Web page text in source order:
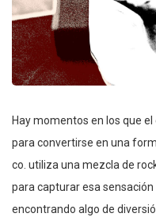
Hay momentos en los que
para convertirse en una
co. utiliza una mezcla de
para capturar esa
encontrando algo de